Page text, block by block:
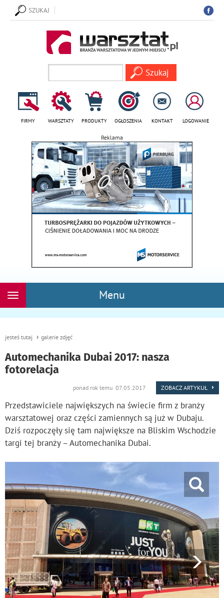
SZUKAJ
FIRMY WARSZTATY PRODUKTY OGŁOSZENIA KONTAKT LOGOWANIE
Reklama
Menu
Rozwiń
jesteś tutaj galerie zdjęć
Automechanika Dubai 2017: nasza
fotorelacja
ponad rok temu 07.05.2017 ZOBACZ ARTYKUŁ
Przedstawiciele największych na świecie firm z branży
warsztatowej oraz części zamiennych są już w Dubaju.
Dziś rozpoczęły się tam największe na Bliskim Wschodzie
targi tej branży – Automechanika Dubai.